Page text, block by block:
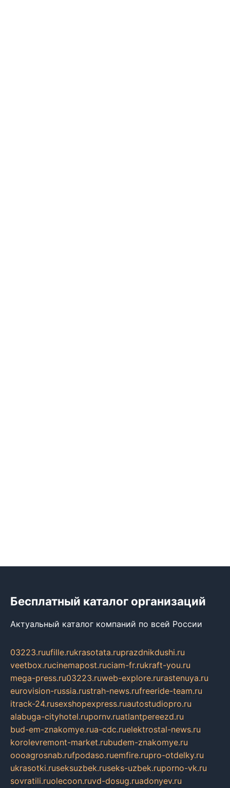
Бесплатный каталог организаций
Актуальный каталог компаний по всей России
03223.ruufille.rukrasotata.ruprazdnikdushi.ru
veetbox.rucinemapost.ruciam-fr.rukraft-you.ru
mega-press.ru03223.ruweb-explore.rurastenuya.ru
eurovision-russia.rustrah-news.rufreeride-team.ru
itrack-24.rusexshopexpress.ruautostudiopro.ru
alabuga-cityhotel.rupornv.ruatlantpereezd.ru
bud-em-znakomye.rua-cdc.ruelektrostal-news.ru
korolevremont-market.rubudem-znakomye.ru
oooagrosnab.rufpodaso.ruemfire.rupro-otdelky.ru
ukrasotki.ruseksuzbek.ruseks-uzbek.ruporno-vk.ru
sovratili.ruolecoon.ruvd-dosug.ruadonyev.ru